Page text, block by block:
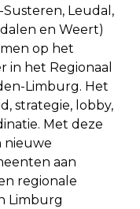
Leudal,
en Weert)
op het
in het Regionaal
Limburg. Het
strategie, lobby,
Met deze
nieuwe
aan
regionale
Limburg